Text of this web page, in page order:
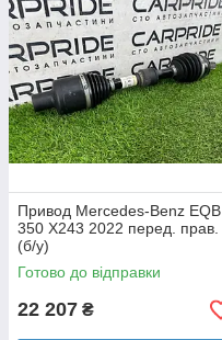
Привод Mercedes-Benz EQB
350 X243 2022 перед. прав.
(б/у)
Готово до відправки
22 207 ₴